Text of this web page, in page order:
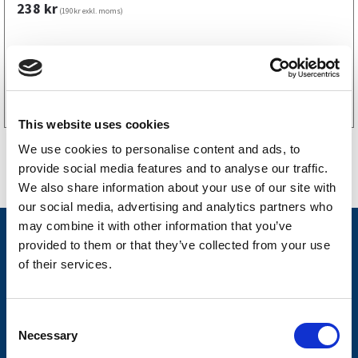
This website uses cookies
We use cookies to personalise content and ads, to
provide social media features and to analyse our traffic.
We also share information about your use of our site with
our social media, advertising and analytics partners who
may combine it with other information that you’ve
provided to them or that they’ve collected from your use
of their services.
Necessary
238 kr (190kr exkl. moms)
Nyheter
Släpvagnsfabrikat
Släpvagnsservice